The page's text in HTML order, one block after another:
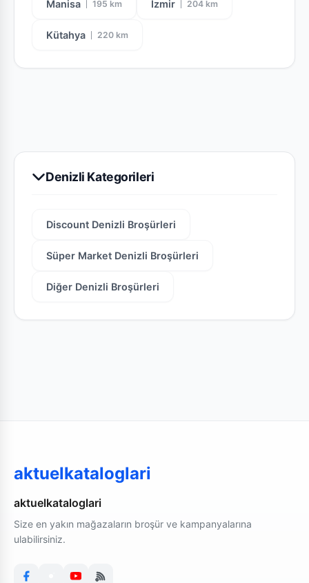
Bim - Bim 5 - 11 Ağustos 2026 Kataloğu
kataloğundaki tüm indirimleri, kampanyaları ve
Bim - BIM 4 - 31 Ağustos 2026 Cuma Kataloğu
Bozkurt, Buldan, Çal, Çameli, Çardak, Çivril,
indirimlerden yararlanabilirsiniz.
Manisa 195 km İzmir 204 km
Kütahya 220 km
Denizli Kategorileri
Discount Denizli Broşürleri
Süper Market Denizli Broşürleri
Diğer Denizli Broşürleri
aktuelkataloglari
aktuelkataloglari
Size en yakın mağazaların broşür ve kampanyalarına
ulabilirsiniz.